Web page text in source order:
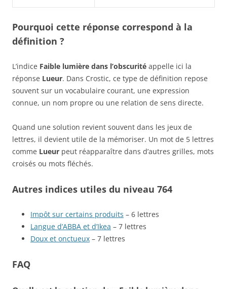
Pourquoi cette réponse correspond à la
définition ?
L’indice Faible lumière dans l’obscurité appelle ici la
réponse Lueur. Dans Crostic, ce type de définition repose
souvent sur un vocabulaire courant, une expression
connue, un nom propre ou une relation de sens directe.
Quand une solution revient souvent dans les jeux de
lettres, il devient utile de la mémoriser. Un mot de 5 lettres
comme Lueur peut réapparaître dans d’autres grilles, mots
croisés ou mots fléchés.
Autres indices utiles du niveau 764
Impôt sur certains produits – 6 lettres
Langue d’ABBA et d’Ikea – 7 lettres
Doux et onctueux – 7 lettres
FAQ